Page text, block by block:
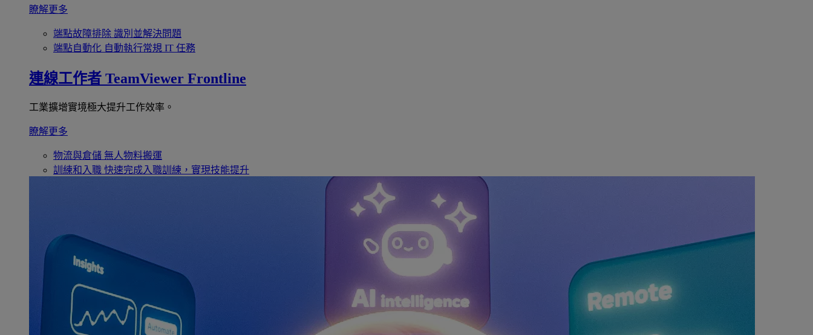
瞭解更多
端點故障排除 識別並解決問題
端點自動化 自動執行常規 IT 任務
連線工作者 TeamViewer Frontline
工業擴增實境極大提升工作效率。
瞭解更多
物流與倉儲 無人物料搬運
訓練和入職 快速完成入職訓練，實現技能提升